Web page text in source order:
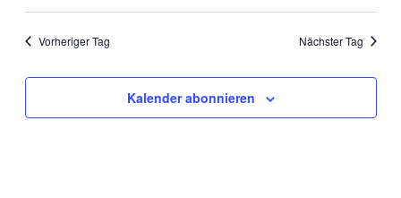
Vorheriger Tag Nächster Tag
Kalender abonnieren